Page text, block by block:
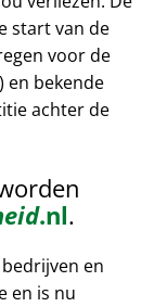
start van de
voor de
en bekende
achter de
.nl.
en
en is nu